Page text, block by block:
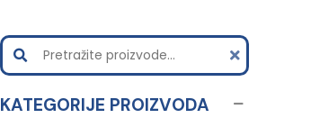
KATEGORIJE PROIZVODA